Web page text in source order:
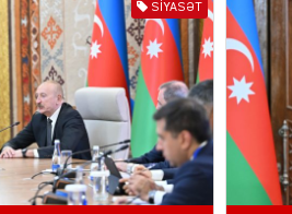
DÜNYA
SIYASƏT